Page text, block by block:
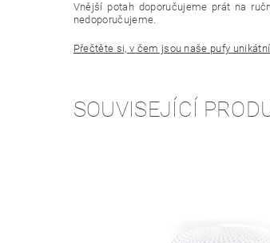
Vnější potah doporučujeme prát na
nedoporučujeme.
Přečtěte si, v čem jsou naše pufy
SOUVISEJÍCÍ